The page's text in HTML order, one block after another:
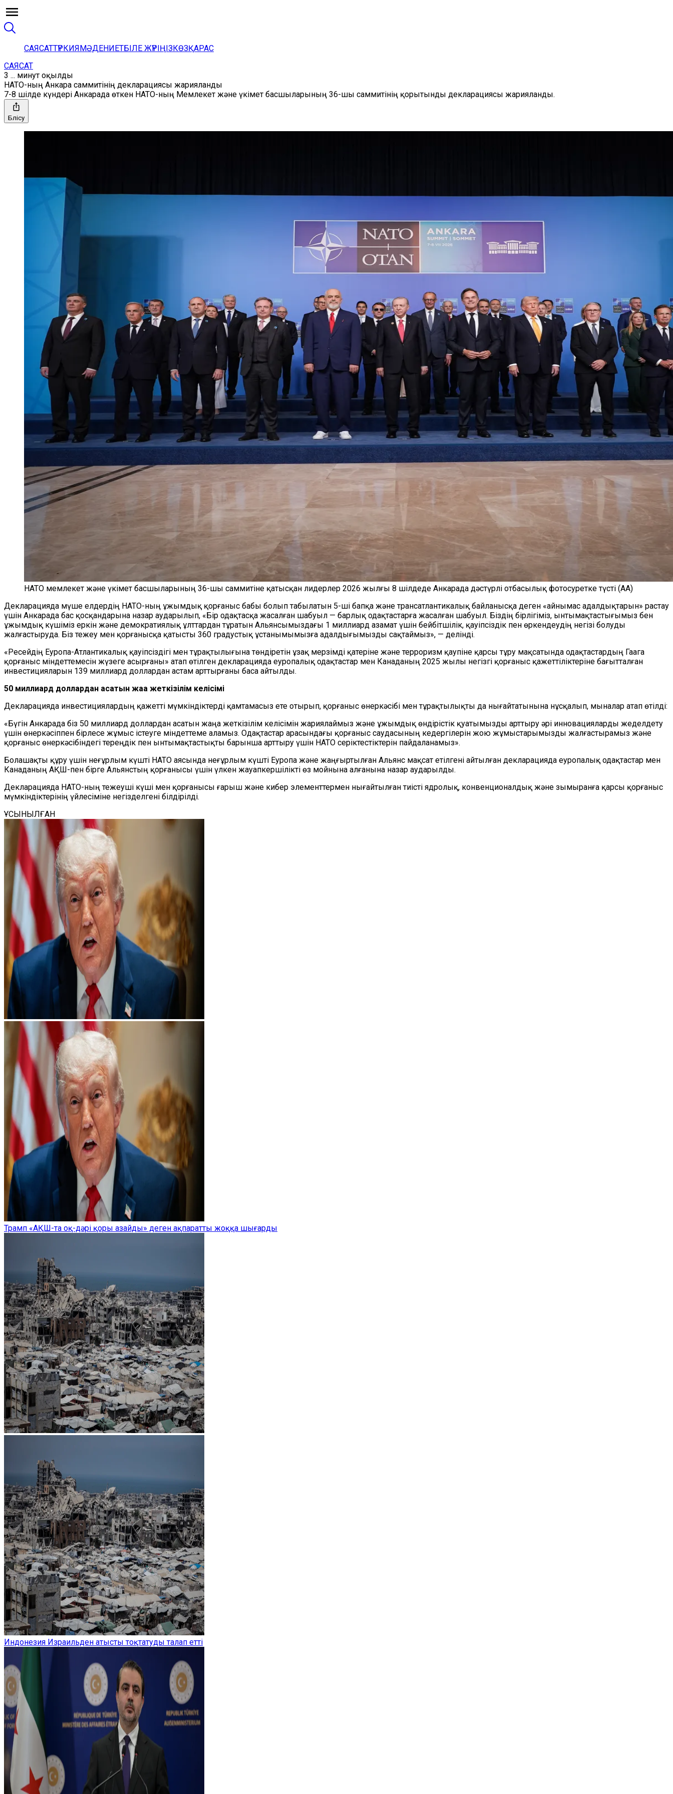
САЯСАТТҮРКИЯМӘДЕНИЕТБІЛЕ ЖҮРІҢІЗКӨЗҚАРАС
САЯСАТ
3 ... минут оқылды
НАТО-ның Анкара саммитінің декларациясы жарияланды
7-8 шілде күндері Анкарада өткен НАТО-ның Мемлекет және үкімет басшыларының 36-шы саммитінің қорытынды декларациясы жарияланды.
Бөлісу
НАТО мемлекет және үкімет басшыларының 36-шы саммитіне қатысқан лидерлер 2026 жылғы 8 шілдеде Анкарада дәстүрлі отбасылық фотосуретке түсті (АА)
Декларацияда мүше елдердің НАТО-ның ұжымдық қорғаныс бабы болып табылатын 5-ші бапқа және трансатлантикалық байланысқа деген «айнымас адалдықтарын» растау
үшін Анкарада бас қосқандарына назар аударылып, «Бір одақтасқа жасалған шабуыл — барлық одақтастарға жасалған шабуыл. Біздің бірлігіміз, ынтымақтастығымыз бен
ұжымдық күшіміз еркін және демократиялық ұлттардан тұратын Альянсымыздағы 1 миллиард азамат үшін бейбітшілік, қауіпсіздік пен өркендеудің негізі болуды
жалғастыруда. Біз тежеу мен қорғанысқа қатысты 360 градустық ұстанымымызға адалдығымызды сақтаймыз», — делінді.
«Ресейдің Еуропа-Атлантикалық қауіпсіздігі мен тұрақтылығына төндіретін ұзақ мерзімді қатеріне және терроризм қаупіне қарсы тұру мақсатында одақтастардың Гаага
қорғаныс міндеттемесін жүзеге асырғаны» атап өтілген декларацияда еуропалық одақтастар мен Канаданың 2025 жылы негізгі қорғаныс қажеттіліктеріне бағытталған
инвестицияларын 139 миллиард доллардан астам арттырғаны баса айтылды.
50 миллиард доллардан асатын жаңа жеткізілім келісімі
Декларацияда инвестициялардың қажетті мүмкіндіктерді қамтамасыз ете отырып, қорғаныс өнеркәсібі мен тұрақтылықты да нығайтатынына нұсқалып, мыналар атап өтілді:
«Бүгін Анкарада біз 50 миллиард доллардан асатын жаңа жеткізілім келісімін жариялаймыз және ұжымдық өндірістік қуатымызды арттыру әрі инновацияларды жеделдету
үшін өнеркәсіппен бірлесе жұмыс істеуге міндеттеме аламыз. Одақтастар арасындағы қорғаныс саудасының кедергілерін жою жұмыстарымызды жалғастырамыз және
қорғаныс өнеркәсібіндегі тереңдік пен ынтымақтастықты барынша арттыру үшін НАТО серіктестіктерін пайдаланамыз».
Болашақты құру үшін неғұрлым күшті НАТО аясында неғұрлым күшті Еуропа және жаңғыртылған Альянс мақсат етілгені айтылған декларацияда еуропалық одақтастар мен
Канаданың АҚШ-пен бірге Альянстың қорғанысы үшін үлкен жауапкершілікті өз мойнына алғанына назар аударылды.
Декларацияда НАТО-ның тежеуші күші мен қорғанысы ғарыш және кибер элементтермен нығайтылған тиісті ядролық, конвенционалдық және зымыранға қарсы қорғаныс
мүмкіндіктерінің үйлесіміне негізделгені білдірілді.
ҰСЫНЫЛҒАН
Трамп «АҚШ-та оқ-дәрі қоры азайды» деген ақпаратты жоққа шығарды
Индонезия Израильден атысты тоқтатуды талап етті